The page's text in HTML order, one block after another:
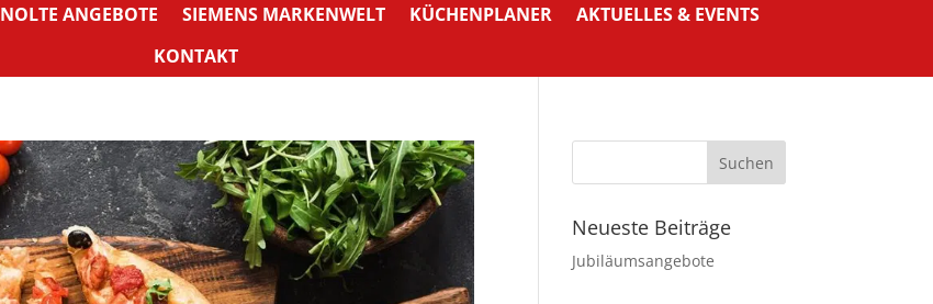
NOLTE ANGEBOTE SIEMENS MARKENWELT KÜCHENPLANER
AKTUELLES & EVENTS
KONTAKT
Neueste Beiträge
Jubiläumsangebote